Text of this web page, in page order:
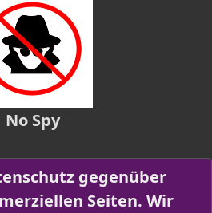
No Spy
gegenüber
Seiten. Wir